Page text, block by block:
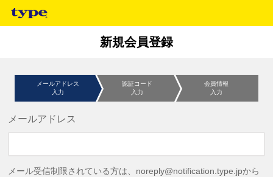
新規会員登録
メールアドレス
入力
認証コード
入力
会員情報
入力
メールアドレス
メール受信制限されている方は、noreply@notification.type.jpから